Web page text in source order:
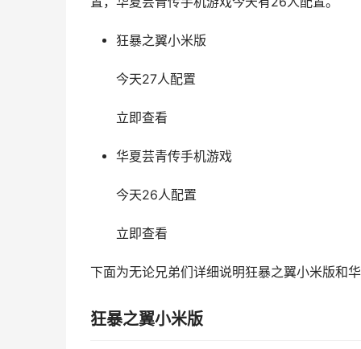
狂暴之翼小米版
今天27人配置
立即查看
华夏芸青传手机游戏
今天26人配置
立即查看
下面为无论兄弟们详细说明狂暴之翼小米版和
狂暴之翼小米版